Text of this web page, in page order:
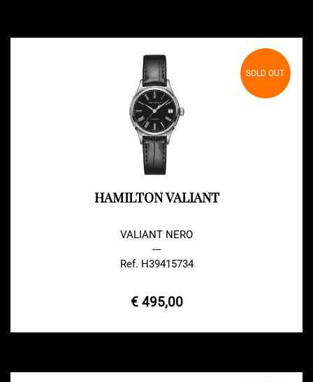
SOLD OUT
HAMILTON VALIANT
VALIANT NERO
---
Ref. H39415734
€ 495,00